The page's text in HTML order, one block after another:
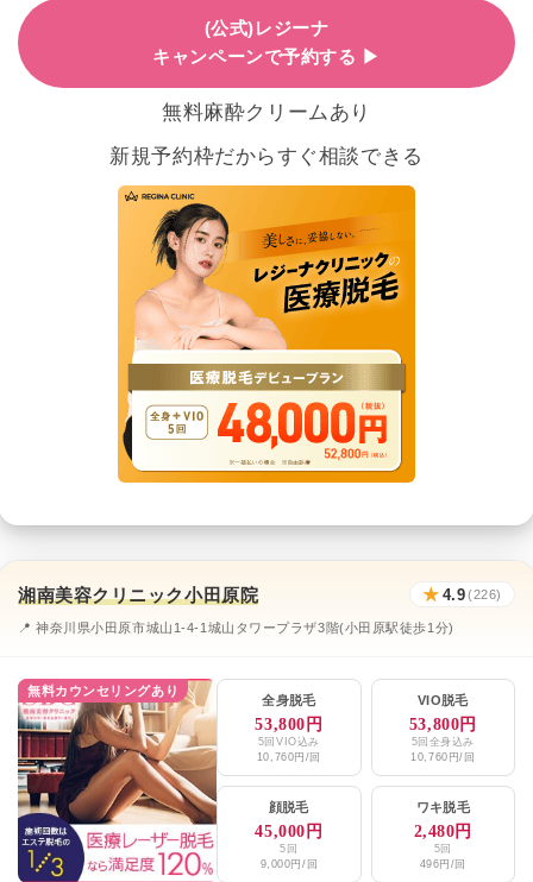
(公式)レジーナ
キャンペーンで予約する ▶
無料麻酔クリームあり
新規予約枠だからすぐ相談できる
湘南美容クリニック小田原院 ★ 4.9(226)
📍 神奈川県小田原市城山1-4-1城山タワープラザ3階(小田原駅徒歩1分)
無料カウンセリングあり
全身脱毛
53,800円
5回VIO込み
10,760円/回
VIO脱毛
53,800円
5回全身込み
10,760円/回
顔脱毛
45,000円
5回
9,000円/回
ワキ脱毛
2,480円
5回
496円/回